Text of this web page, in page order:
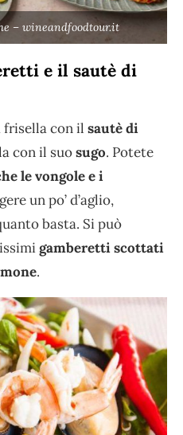
– wineandfoodtour.it
e il sautè di
frisella con il sautè di
con il suosugo. Potete
le vongole e i
un po’ d’aglio,
basta. Si può
gamberetti scottati
.